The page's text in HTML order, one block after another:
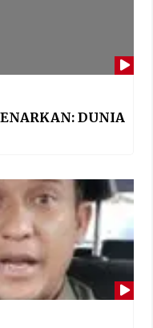
DUNIA